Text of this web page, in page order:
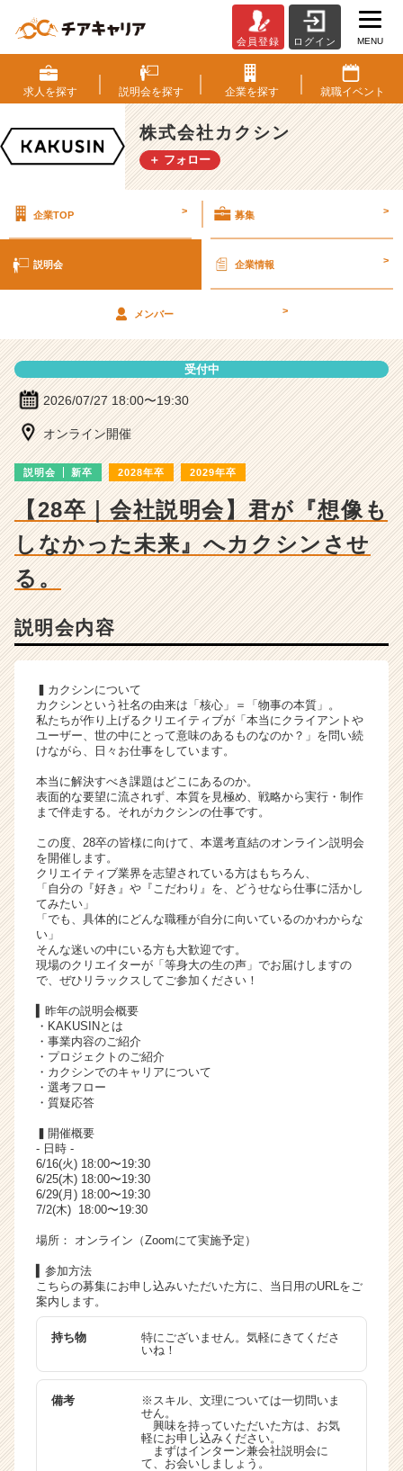
式
会
社
カ
ク
シ
明
細
|
ー・
企
業
か
ら
ス
カ
サ
イ
ト
ア
キ
リ
（C
e
r
C
e
r）
会員登録 ログイン MENU
求人を探す 説明会を探す 企業を探す 就職イベント
株式会社カクシン
＋ フォロー
企業TOP > 募集 >
説明会 企業情報 >
メンバー >
受付中
2026/07/27 18:00〜19:30
オンライン開催
説明会 新卒 2028年卒 2029年卒
【28卒｜会社説明会】君が『想像も
しなかった未来』へカクシンさせ
る。
説明会内容
▍カクシンについて
カクシンという社名の由来は「核心」＝「物事の本質」。
私たちが作り上げるクリエイティブが「本当にクライアントや
ユーザー、世の中にとって意味のあるものなのか？」を問い続
けながら、日々お仕事をしています。
本当に解決すべき課題はどこにあるのか。
表面的な要望に流されず、本質を見極め、戦略から実行・制作
まで伴走する。それがカクシンの仕事です。
この度、28卒の皆様に向けて、本選考直結のオンライン説明会
を開催します。
クリエイティブ業界を志望されている方はもちろん、
「自分の『好き』や『こだわり』を、どうせなら仕事に活かし
てみたい」
「でも、具体的にどんな職種が自分に向いているのかわからな
い」
そんな迷いの中にいる方も大歓迎です。
現場のクリエイターが「等身大の生の声」でお届けしますの
で、ぜひリラックスしてご参加ください！
▍昨年の説明会概要
・KAKUSINとは
・事業内容のご紹介
・プロジェクトのご紹介
・カクシンでのキャリアについて
・選考フロー
・質疑応答
▍開催概要
- 日時 -
6/16(火) 18:00〜19:30
6/25(木) 18:00〜19:30
6/29(月) 18:00〜19:30
7/2(木) 18:00〜19:30
場所： オンライン（Zoomにて実施予定）
▍参加方法
こちらの募集にお申し込みいただいた方に、当日用のURLをご
案内します。
持ち物
特にございません。気軽にきてくださ
いね！
備考
※スキル、文理については一切問いま
せん。
興味を持っていただいた方は、お気
軽にお申し込みください。
まずはインターン兼会社説明会に
て、お会いしましょう。